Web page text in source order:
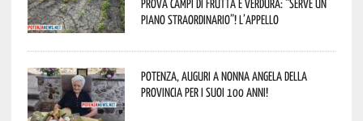
prova campi di frutta e verdura: “Serve un
piano straordinario”! L’appello
Potenza, auguri a nonna Angela della
provincia per i suoi 100 anni!